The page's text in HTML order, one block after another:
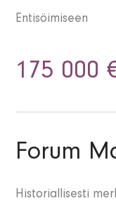
Entisöimiseen
175 000
Forum
Historiallisesti